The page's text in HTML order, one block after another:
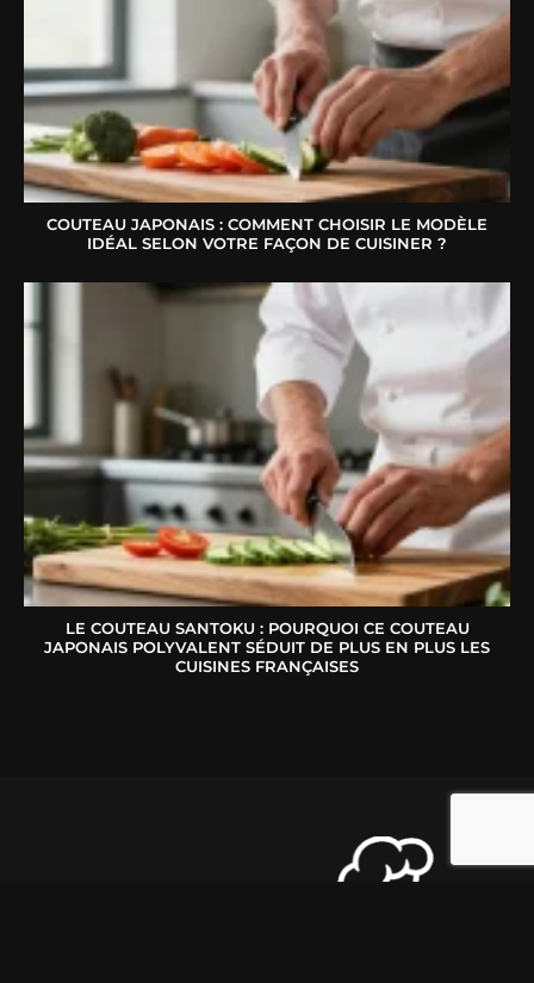
COUTEAU JAPONAIS : COMMENT CHOISIR LE MODÈLE
IDÉAL SELON VOTRE FAÇON DE CUISINER ?
LE COUTEAU SANTOKU : POURQUOI CE COUTEAU
JAPONAIS POLYVALENT SÉDUIT DE PLUS EN PLUS LES
CUISINES FRANÇAISES